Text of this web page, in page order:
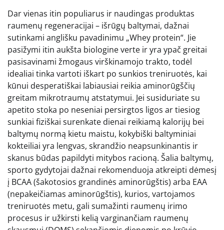
Dar vienas itin populiarus ir naudingas produktas
raumenų regeneracijai – išrūgų baltymai, dažnai
sutinkami anglišku pavadinimu „Whey protein“. Jie
pasižymi itin aukšta biologine verte ir yra ypač greitai
pasisavinami žmogaus virškinamojo trakto, todėl
idealiai tinka vartoti iškart po sunkios treniruotės, kai
kūnui desperatiškai labiausiai reikia aminorūgščių
greitam mikrotraumų atstatymui. Jei susiduriate su
apetito stoka po neseniai persirgtos ligos ar tiesiog
sunkiai fiziškai surenkate dienai reikiamą kalorijų bei
baltymų normą kietu maistu, kokybiški baltyminiai
kokteiliai yra lengvas, skrandžio neapsunkinantis ir
skanus būdas papildyti mitybos racioną. Šalia baltymų,
sporto gydytojai dažnai rekomenduoja atkreipti dėmesį
į BCAA (šakotosios grandinės aminorūgštis) arba EAA
(nepakeičiamas aminorūgštis), kurios, vartojamos
treniruotės metu, gali sumažinti raumenų irimo
procesus ir užkirsti kelią varginančiam raumenų